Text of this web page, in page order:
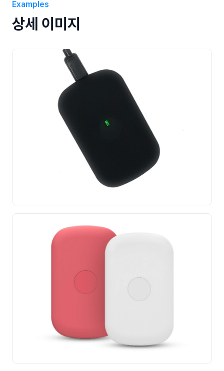
Examples
상세 이미지